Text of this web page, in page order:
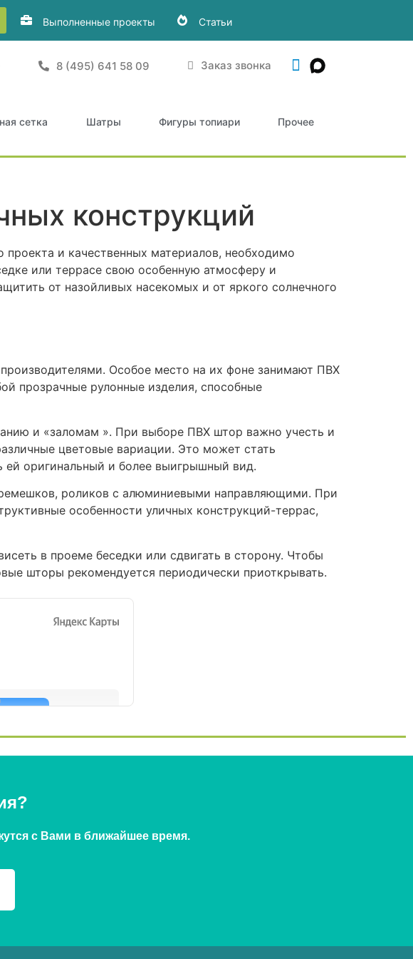
Выполненные проекты Статьи
8 (495) 641 58 09 Заказ звонка
сетка Шатры Фигуры топиари Прочее
конструкций
и качественных материалов, необходимо
или террасе свою особенную атмосферу и
от назойливых насекомых и от яркого солнечного
Особое место на их фоне занимают ПВХ
прозрачные рулонные изделия, способные
и «заломам ». При выборе ПВХ штор важно учесть и
цветовые вариации. Это может стать
оригинальный и более выигрышный вид.
роликов с алюминиевыми направляющими. При
особенности уличных конструкций-террас,
в проеме беседки или сдвигать в сторону. Чтобы
шторы рекомендуется периодически приоткрывать.
с Вами в ближайшее время.